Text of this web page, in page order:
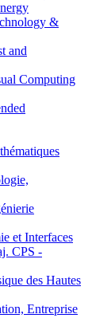
&
and
Computing
et Interfaces
CPS -
des Hautes
Entreprise